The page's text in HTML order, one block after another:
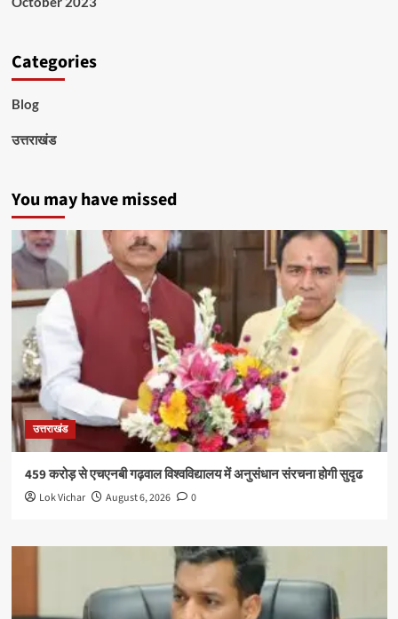
Categories
Blog
उत्तराखंड
You may have missed
उत्तराखंड
459 करोड़ से एचएनबी गढ़वाल विश्वविद्यालय में अनुसंधान संरचना होगी सुदृढ
Lok Vichar August 6, 2026 0